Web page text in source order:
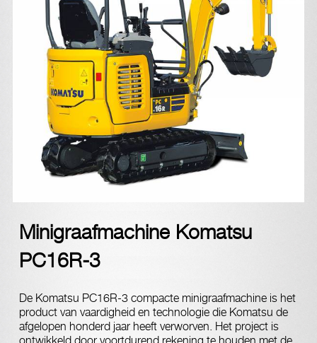
Minigraafmachine Komatsu
PC16R-3
De Komatsu PC16R-3 compacte minigraafmachine is het
product van vaardigheid en technologie die Komatsu de
afgelopen honderd jaar heeft verworven. Het project is